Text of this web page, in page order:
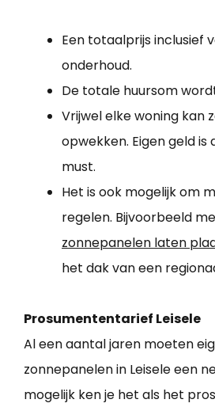
Een totaalprijs inclusief
onderhoud.
De totale huursom
Vrijwel elke woning kan
opwekken. Eigen geld is
must.
Het is ook mogelijk om
regelen. Bijvoorbeeld
zonnepanelen laten
het dak van een
Prosumententarief Leisele
Al een aantal jaren moeten
zonnepanelen in Leisele een
mogelijk ken je het als het